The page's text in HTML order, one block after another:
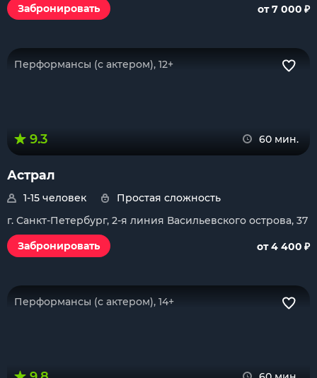
Забронировать
от 7 000 ₽
Перформансы (с актером), 12+
9.3 60 мин.
Астрал
1-15 человек
Простая сложность
г. Санкт-Петербург, 2-я линия Васильевского острова, 37
Забронировать
от 4 400 ₽
Перформансы (с актером), 14+